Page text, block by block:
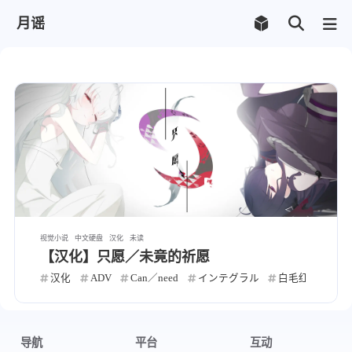
月谣
视觉小说 中文硬盘 汉化 未读
【汉化】只愿／未竟的祈愿
汉化 ADV Can／need インテグラル 白毛红瞳妹关
导航 平台 互动